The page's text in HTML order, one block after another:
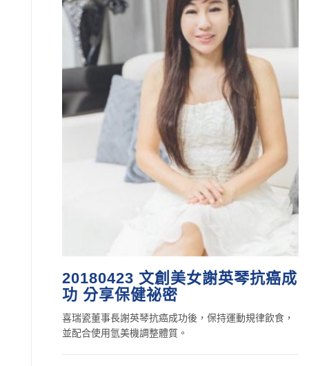
20180423 文創美女謝英琴抗癌成
功 分享保健祕密
喜瑞瓷董事長謝英琴抗癌成功後，保持運動規律飲食，
並配合使用氫美機調整體質。